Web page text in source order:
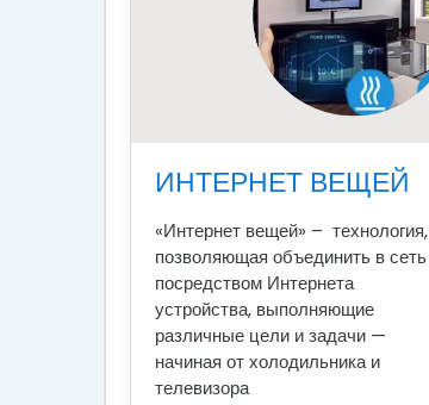
ИНТЕРНЕТ ВЕЩЕЙ
«Интернет вещей» – технология,
позволяющая объединить в сеть
посредством Интернета
устройства, выполняющие
различные цели и задачи —
начиная от холодильника и
телевизора